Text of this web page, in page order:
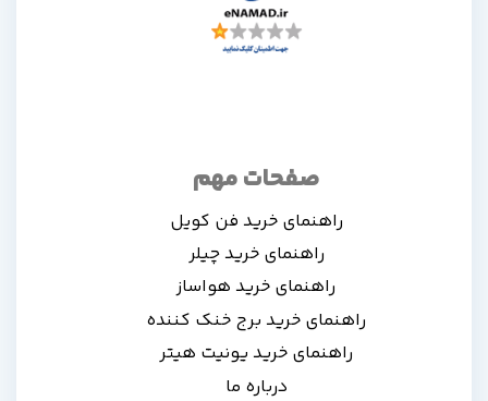
صفحات مهم
راهنمای خرید فن کویل
راهنمای خرید چیلر
راهنمای خرید هواساز
راهنمای خرید برج خنک کننده
راهنمای خرید یونیت هیتر
درباره ما